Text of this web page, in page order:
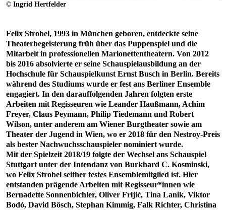
© Ingrid Hertfelder
Felix Strobel, 1993 in München geboren, entdeckte seine
Theaterbegeisterung früh über das Puppenspiel und die
Mitarbeit in professionellen Marionettentheatern. Von 2012
bis 2016 absolvierte er seine Schauspielausbildung an der
Hochschule für Schauspielkunst Ernst Busch in Berlin. Bereits
während des Studiums wurde er fest ans Berliner Ensemble
engagiert. In den darauffolgenden Jahren folgten erste
Arbeiten mit Regisseuren wie Leander Haußmann, Achim
Freyer, Claus Peymann, Philip Tiedemann und Robert
Wilson, unter anderem am Wiener Burgtheater sowie am
Theater der Jugend in Wien, wo er 2018 für den Nestroy-Preis
als bester Nachwuchsschauspieler nominiert wurde.
Mit der Spielzeit 2018/19 folgte der Wechsel ans Schauspiel
Stuttgart unter der Intendanz von Burkhard C. Kosminski,
wo Felix Strobel seither festes Ensemblemitglied ist. Hier
entstanden prägende Arbeiten mit Regisseur*innen wie
Bernadette Sonnenbichler, Oliver Frljić, Tina Lanik, Viktor
Bodó, David Bösch, Stephan Kimmig, Falk Richter, Christina